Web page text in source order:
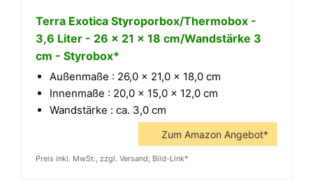
Terra Exotica Styroporbox/Thermobox -
3,6 Liter - 26 x 21 x 18 cm/Wandstärke 3
cm - Styrobox*
Außenmaße : 26,0 x 21,0 x 18,0 cm
Innenmaße : 20,0 x 15,0 x 12,0 cm
Wandstärke : ca. 3,0 cm
Zum Amazon Angebot*
Preis inkl. MwSt., zzgl. Versand; Bild-Link*